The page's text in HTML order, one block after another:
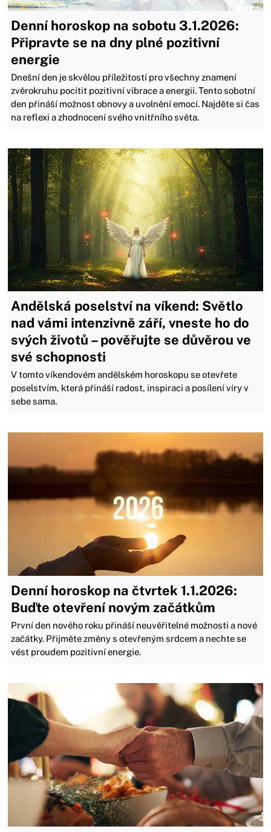
Denní horoskop na sobotu 3.1.2026:
Připravte se na dny plné pozitivní
energie
Dnešní den je skvělou příležitostí pro všechny znamení
zvěrokruhu pocítit pozitivní vibrace a energii. Tento sobotní
den přináší možnost obnovy a uvolnění emocí. Najděte si čas
na reflexi a zhodnocení svého vnitřního světa.
Andělská poselství na víkend: Světlo
nad vámi intenzivně září, vneste ho do
svých životů – pověřujte se důvěrou ve
své schopnosti
V tomto víkendovém andělském horoskopu se otevřete
poselstvím, která přináší radost, inspiraci a posílení víry v
sebe sama.
Denní horoskop na čtvrtek 1.1.2026:
Buďte otevření novým začátkům
První den nového roku přináší neuvěřitelné možnosti a nové
začátky. Přijměte změny s otevřeným srdcem a nechte se
vést proudem pozitivní energie.